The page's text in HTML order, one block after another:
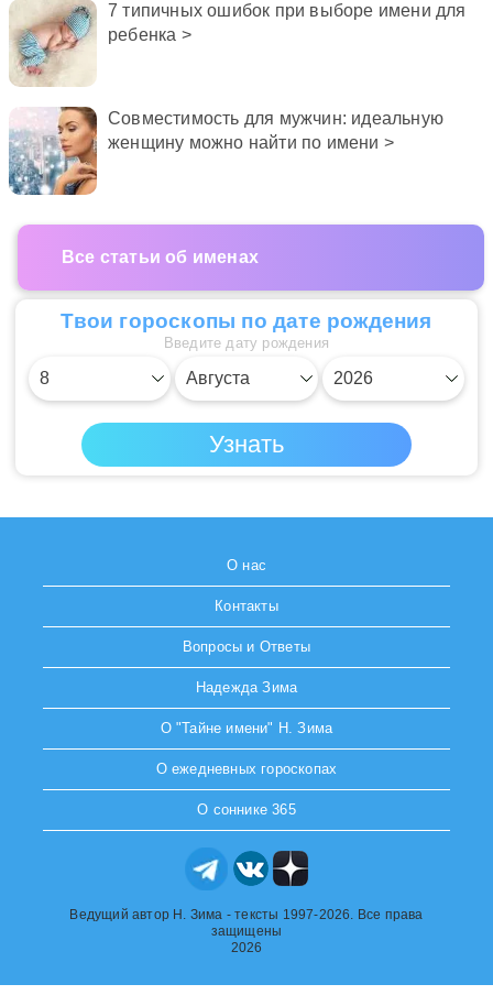
7 типичных ошибок при выборе имени для
ребенка >
Совместимость для мужчин: идеальную
женщину можно найти по имени >
Все статьи об именах
Твои гороскопы по дате рождения
Введите дату рождения
О нас
Контакты
Вопросы и Ответы
Надежда Зима
О "Тайне имени" Н. Зима
О ежедневных гороскопах
О соннике 365
Ведущий автор Н. Зима - тексты 1997-2026. Все права
защищены
2026